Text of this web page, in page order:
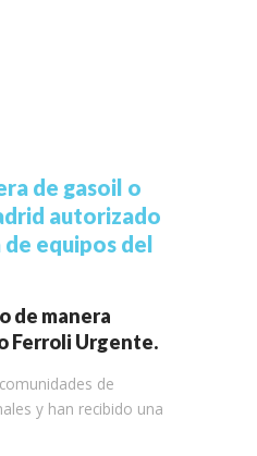
de gasoil o
autorizado
equipos del
de manera
Ferroli Urgente.
de
y han recibido una